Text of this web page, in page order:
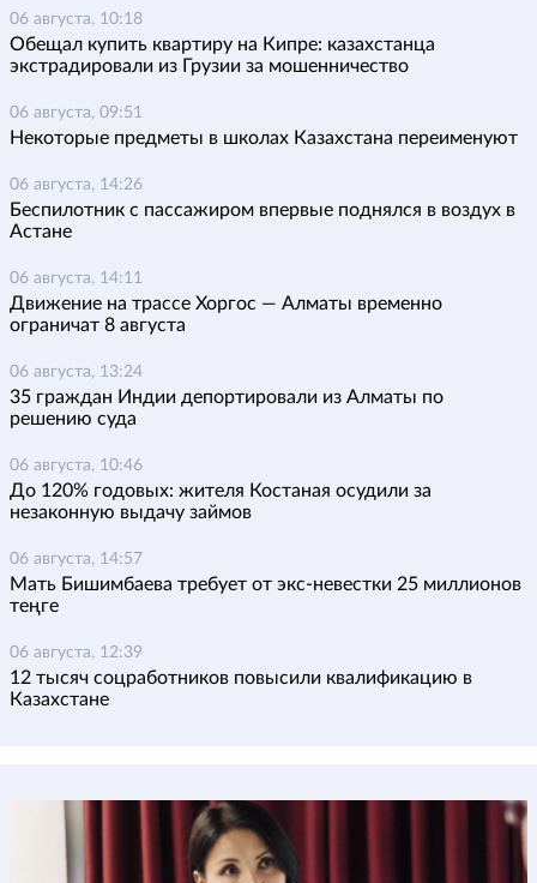
06 августа, 10:18
Обещал купить квартиру на Кипре: казахстанца
экстрадировали из Грузии за мошенничество
06 августа, 09:51
Некоторые предметы в школах Казахстана переименуют
06 августа, 14:26
Беспилотник с пассажиром впервые поднялся в воздух в
Астане
06 августа, 14:11
Движение на трассе Хоргос — Алматы временно
ограничат 8 августа
06 августа, 13:24
35 граждан Индии депортировали из Алматы по
решению суда
06 августа, 10:46
До 120% годовых: жителя Костаная осудили за
незаконную выдачу займов
06 августа, 14:57
Мать Бишимбаева требует от экс-невестки 25 миллионов
теңге
06 августа, 12:39
12 тысяч соцработников повысили квалификацию в
Казахстане